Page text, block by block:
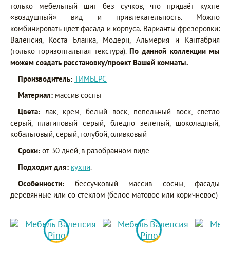
только мебельный щит без сучков, что придаёт кухне
«воздушный» вид и привлекательность. Можно
комбинировать цвет фасада и корпуса. Варианты фрезеровки:
Валенсия, Коста Бланка, Модерн, Альмерия и Кантабрия
(только горизонтальная текстура). По данной коллекции мы
можем создать расстановку/проект Вашей комнаты.
Производитель: ТИМБЕРС
Материал: массив сосны
Цвета: лак, крем, белый воск, пепельный воск, светло
серый, платиновый серый, бледно зеленый, шоколадный,
кобальтовый, серый, голубой, оливковый
Сроки: от 30 дней, в разобранном виде
Подходит для: кухни.
Особенности: бессучковый массив сосны, фасады
деревянные или со стеклом (белое матовое или коричневое)